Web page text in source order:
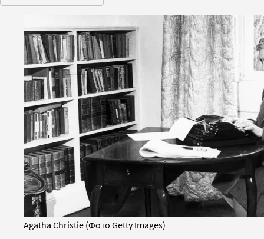
Agatha Christie (Фото Getty Images)